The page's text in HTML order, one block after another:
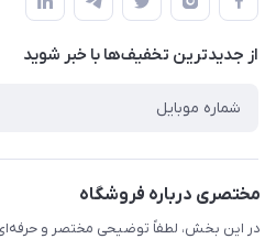
لیست محصولات
درباره ما
حریم خصوصی
راهنما
از جدید‌ترین تخفیف‌ها با‌ خبر شوید
مختصری درباره فروشگاه
در این بخش، لطفاً توضیحی مختصر و حرفه‌ای